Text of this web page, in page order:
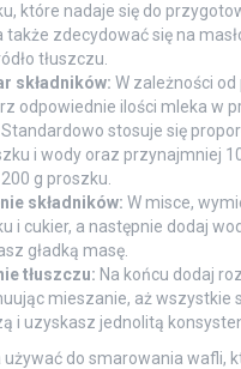
które nadaje się do
także zdecydować się na
tłuszczu.
składników: W zależności
odpowiednie ilości mleka w
stosuje się
i wody oraz przynajmniej
g proszku.
składników: W misce,
i cukier, a następnie dodaj
gładką masę.
tłuszczu: Na końcu dodaj
mieszanie, aż wszystkie
i uzyskasz jednolitą
używać do smarowania wafli,